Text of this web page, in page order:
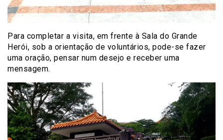
Para completar a visita, em frente à Sala do Grande
Herói, sob a orientação de voluntários, pode-se fazer
uma oração, pensar num desejo e receber uma
mensagem.